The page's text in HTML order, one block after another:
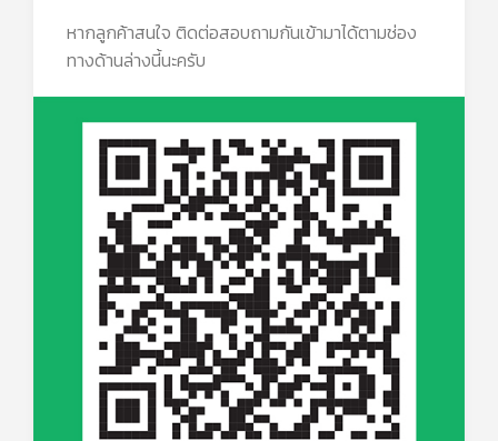
หากลูกค้าสนใจ ติดต่อสอบถามกันเข้ามาได้ตามช่อง
ทางด้านล่างนี้นะครับ